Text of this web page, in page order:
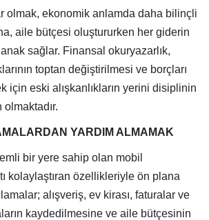
olmak, ekonomik anlamda daha bilinçli
aile bütçesi oluştururken her giderin
sağlar. Finansal okuryazarlık,
toptan değiştirilmesi ve borçları
için eski alışkanlıkların yerini disiplinin
YARDIM ALMAMAK
bir yere sahip olan mobil
kolaylaştıran özellikleriyle ön plana
alışveriş, ev kirası, faturalar ve
kaydedilmesine ve aile bütçesinin